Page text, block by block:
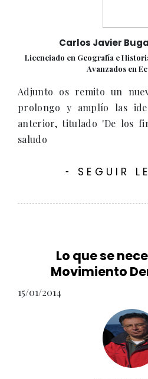
Carlos Javier
Licenciado en Geografía e
Avanzados en
Adjunto os remito un
prolongo y amplío las
anterior, titulado 'De los
saludo
- SEGUIR
Lo que se
Movimiento
15/01/2014